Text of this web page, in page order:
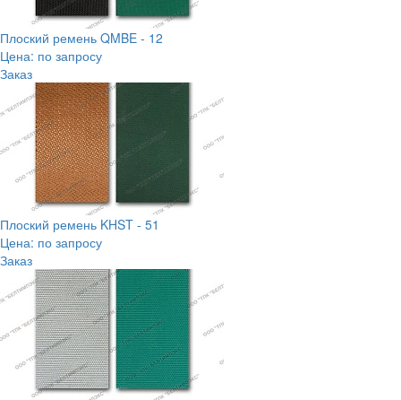
Плоский ремень QMBE - 12
Цена: по запросу
Заказ
Плоский ремень KHST - 51
Цена: по запросу
Заказ